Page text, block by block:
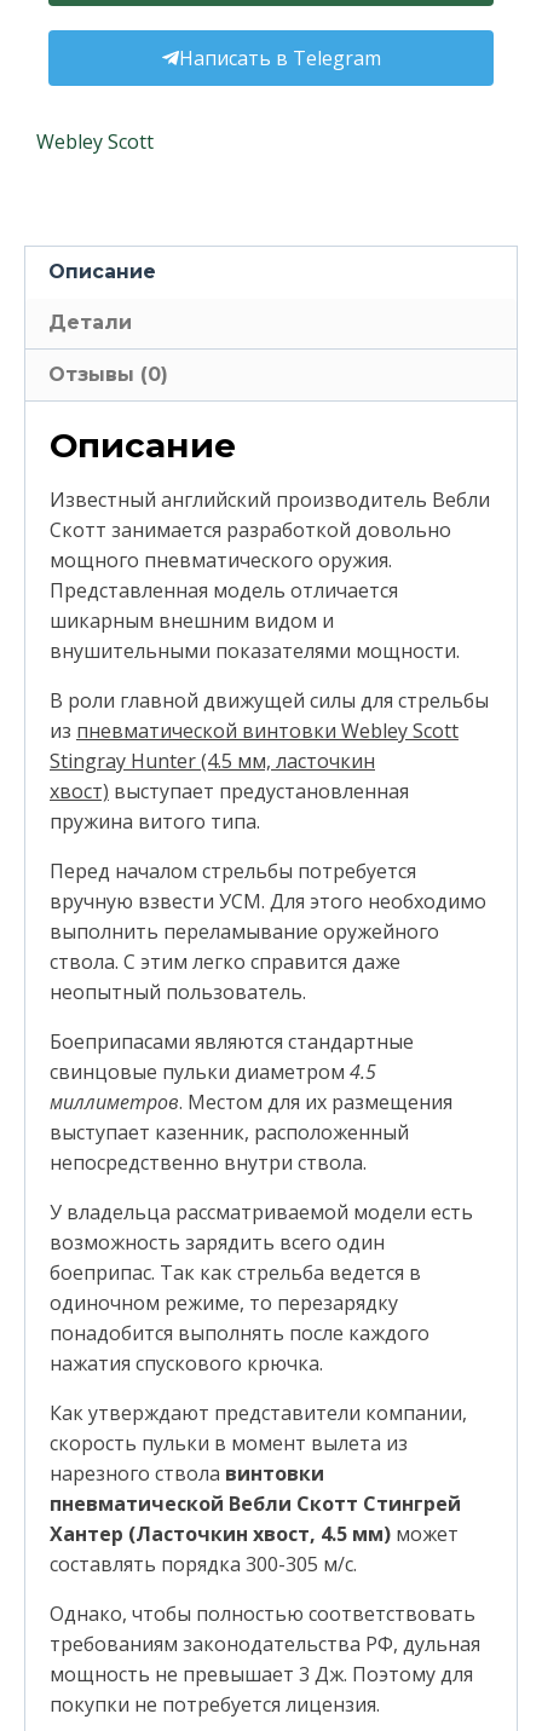
Написать в Telegram
Webley Scott
Описание
Детали
Отзывы (0)
Описание
Известный английский производитель Вебли
Скотт занимается разработкой довольно
мощного пневматического оружия.
Представленная модель отличается
шикарным внешним видом и
внушительными показателями мощности.
В роли главной движущей силы для стрельбы
из пневматической винтовки Webley Scott
Stingray Hunter (4.5 мм, ласточкин
хвост) выступает предустановленная
пружина витого типа.
Перед началом стрельбы потребуется
вручную взвести УСМ. Для этого необходимо
выполнить переламывание оружейного
ствола. С этим легко справится даже
неопытный пользователь.
Боеприпасами являются стандартные
свинцовые пульки диаметром 4.5
миллиметров. Местом для их размещения
выступает казенник, расположенный
непосредственно внутри ствола.
У владельца рассматриваемой модели есть
возможность зарядить всего один
боеприпас. Так как стрельба ведется в
одиночном режиме, то перезарядку
понадобится выполнять после каждого
нажатия спускового крючка.
Как утверждают представители компании,
скорость пульки в момент вылета из
нарезного ствола винтовки
пневматической Вебли Скотт Стингрей
Хантер (Ласточкин хвост, 4.5 мм) может
составлять порядка 300-305 м/с.
Однако, чтобы полностью соответствовать
требованиям законодательства РФ, дульная
мощность не превышает 3 Дж. Поэтому для
покупки не потребуется лицензия.